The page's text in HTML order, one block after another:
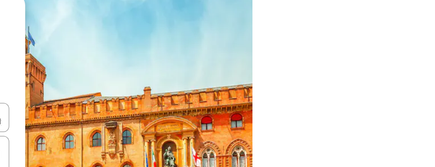
със стрелки нагоре и надолу или навигирайте с докосване или плъзгане.